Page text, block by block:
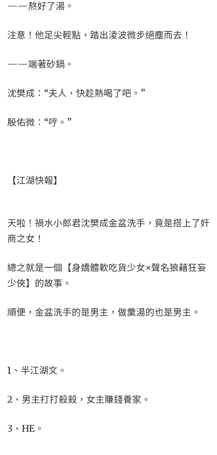
——熬好了湯。
注意！他足尖輕點，踏出淩波微步絕塵而去！
——端著砂鍋。
沈樊成：“夫人，快趁熱喝了吧。”
殷佑微：“哼。”
【江湖快報】
天啦！禍水小郎君沈樊成金盆洗手，竟是搭上了奸
商之女！
總之就是一個【身嬌體軟吃貨少女×聲名狼藉狂妄
少俠】的故事。
順便，金盆洗手的是男主，做羹湯的也是男主。
1、半江湖文。
2、男主打打殺殺，女主賺錢養家。
3、HE。